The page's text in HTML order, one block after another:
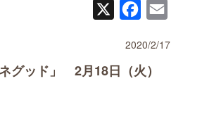
Facebook
2020/2/17
グッド」 2月18日（火）